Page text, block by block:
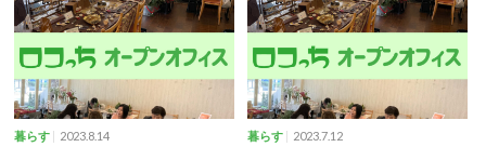
暮らす 2023.8.14 暮らす 2023.7.12